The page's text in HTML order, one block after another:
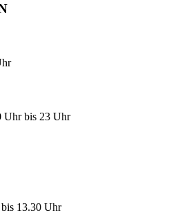
Uhr bis 23 Uhr
13.30 Uhr